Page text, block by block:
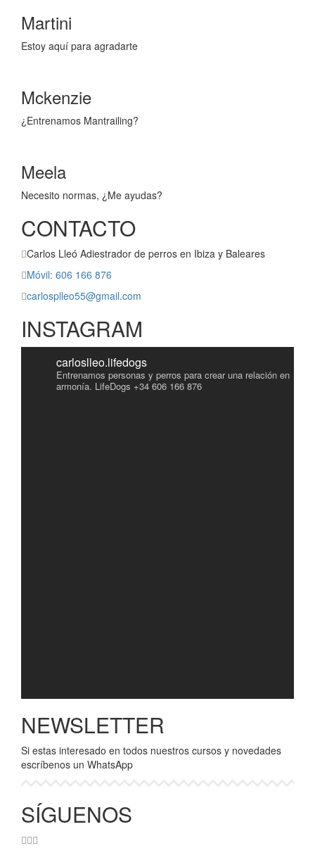
Martini
Estoy aquí para agradarte
Mckenzie
¿Entrenamos Mantrailing?
Meela
Necesito normas, ¿Me ayudas?
CONTACTO
Carlos Lleó Adiestrador de perros en Ibiza y Baleares
Móvil: 606 166 876
carlosplleo55@gmail.com
INSTAGRAM
carloslleo.lifedogs
Entrenamos personas y perros para crear una relación en
armonía. LifeDogs +34 606 166 876
NEWSLETTER
Si estas interesado en todos nuestros cursos y novedades
escríbenos un WhatsApp
SÍGUENOS